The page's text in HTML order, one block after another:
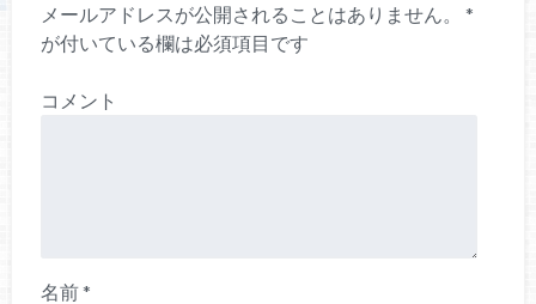
メールアドレスが公開されることはありません。
*
が付いている欄は必須項目です
コメント
名前*